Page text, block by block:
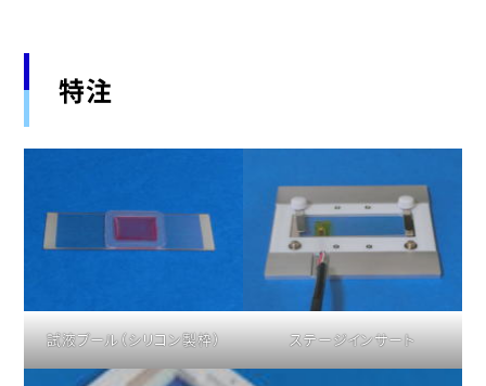
特注
試液プール（シリコン製枠） ステージインサート